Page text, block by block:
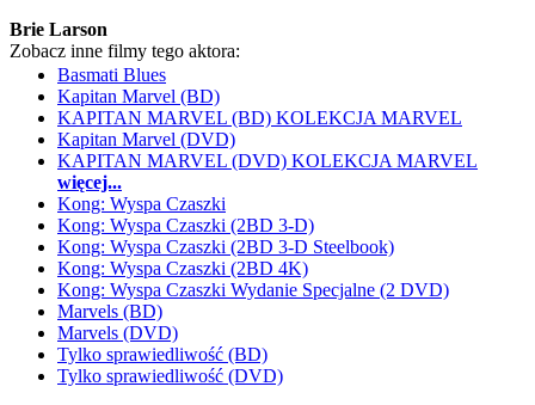
Brie Larson
Zobacz inne filmy tego aktora:
Basmati Blues
Kapitan Marvel (BD)
KAPITAN MARVEL (BD) KOLEKCJA MARVEL
Kapitan Marvel (DVD)
KAPITAN MARVEL (DVD) KOLEKCJA MARVEL
więcej...
Kong: Wyspa Czaszki
Kong: Wyspa Czaszki (2BD 3-D)
Kong: Wyspa Czaszki (2BD 3-D Steelbook)
Kong: Wyspa Czaszki (2BD 4K)
Kong: Wyspa Czaszki Wydanie Specjalne (2 DVD)
Marvels (BD)
Marvels (DVD)
Tylko sprawiedliwość (BD)
Tylko sprawiedliwość (DVD)